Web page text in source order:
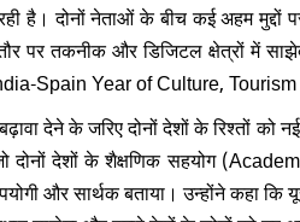
है। दोनों नेताओं के बीच कई अहम मुद्दों
पर तकनीक और डिजिटल क्षेत्रों में
Spain Year of Culture,
देने के जरिए दोनों देशों के रिश्तों को
दोनों देशों के शैक्षणिक सहयोग
और सार्थक बताया। उन्होंने कहा
तीव्रता का भूकंप, पिछले
920 लोगों की मौत